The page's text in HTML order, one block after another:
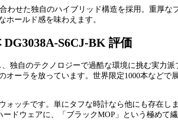
せた独自のハイブリッド構造を採用。重厚な
ホールド感を味わえます。
S6CJ-BK 評価
独自のテクノロジーで過酷な環境に挑む実力
ーラを放っています。世界限定1000本などで
ッチです。単にタフな時計なら他にも存在し
ドウェアに、「ブラックMOP」という極めて